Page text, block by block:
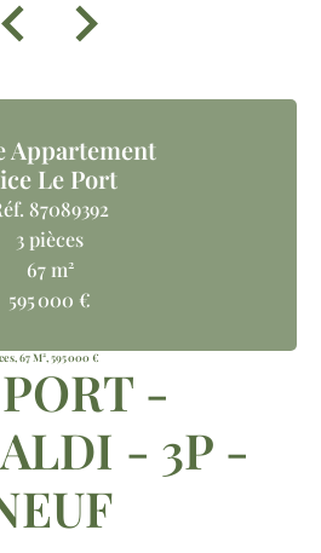
Appartement
Le Port
87089392
3 pièces
67 m²
595 000 €
67 M², 595 000 €
-
- 3P -